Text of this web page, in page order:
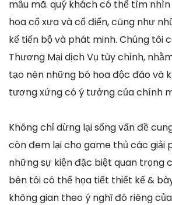
mẫu mã. quý khách có thể tìm
hoa cổ xưa và cổ điển, cũng như
kế tiến bộ và phát minh. Chúng tôi
Thương Mại dịch Vụ tùy chỉnh,
tạo nên những bó hoa độc đáo và
tương xứng có ý tưởng của chính
Không chỉ dừng lại sống vấn đề
còn đem lại cho game thủ các giải
những sự kiện đặc biệt quan trọng
bên tôi có thể họa tiết thiết kế &
không gian theo ý nghĩ đó riêng